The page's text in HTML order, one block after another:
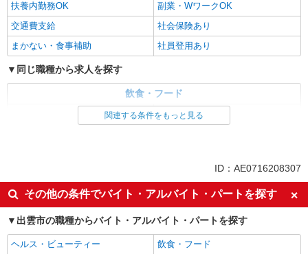
扶養内勤務OK
副業・WワークOK
交通費支給
社会保険あり
まかない・食事補助
社員登用あり
同じ職種から求人を探す
飲食・フード
ファストフード・デリ
調理・調理補助・調理師
週1日勤務OK
週2～3日勤務OK
短時間勤務（1日4h以内）OK
車通勤OK
扶養内勤務OK
副業・WワークOK
交通費支給
社会保険あり
関連する条件をもっと見る
ID：AE0716208307
その他の条件でバイト・アルバイト・パートを探す
出雲市の職種からバイト・アルバイト・パートを探す
ヘルス・ビューティー
飲食・フード